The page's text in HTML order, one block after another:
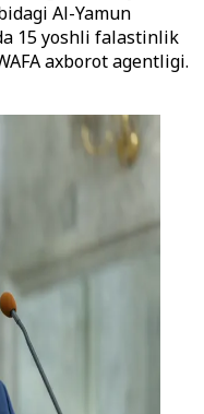
Al-Yamun
15 yoshli falastinlik
axborot agentligi.